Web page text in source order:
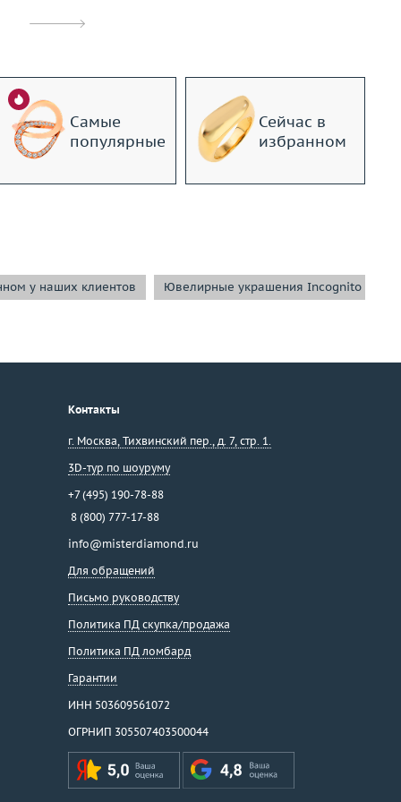
Самые
популярные
Сейчас в
избранном
у наших клиентов Ювелирные украшения Incognito
Контакты
г. Москва, Тихвинский пер., д. 7, стр. 1.
3D-тур по шоуруму
+7 (495) 190-78-88
8 (800) 777-17-88
info@misterdiamond.ru
Для обращений
Письмо руководству
Политика ПД скупка/продажа
Политика ПД ломбард
Гарантии
ИНН 503609561072
ОГРНИП 305507403500044